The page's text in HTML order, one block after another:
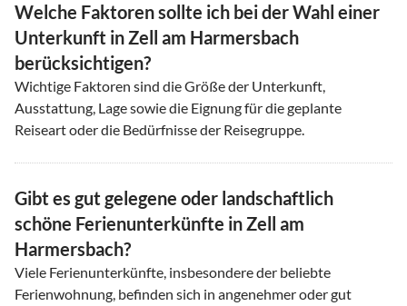
Welche Faktoren sollte ich bei der Wahl einer
Unterkunft in Zell am Harmersbach
berücksichtigen?
Wichtige Faktoren sind die Größe der Unterkunft,
Ausstattung, Lage sowie die Eignung für die geplante
Reiseart oder die Bedürfnisse der Reisegruppe.
Gibt es gut gelegene oder landschaftlich
schöne Ferienunterkünfte in Zell am
Harmersbach?
Viele Ferienunterkünfte, insbesondere der beliebte
Ferienwohnung, befinden sich in angenehmer oder gut